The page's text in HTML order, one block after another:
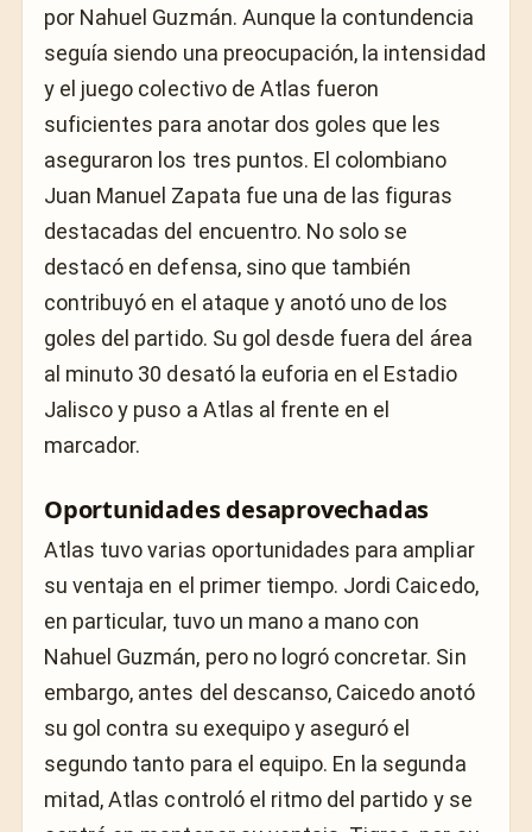
por Nahuel Guzmán. Aunque la contundencia
seguía siendo una preocupación, la intensidad
y el juego colectivo de Atlas fueron
suficientes para anotar dos goles que les
aseguraron los tres puntos. El colombiano
Juan Manuel Zapata fue una de las figuras
destacadas del encuentro. No solo se
destacó en defensa, sino que también
contribuyó en el ataque y anotó uno de los
goles del partido. Su gol desde fuera del área
al minuto 30 desató la euforia en el Estadio
Jalisco y puso a Atlas al frente en el
marcador.
Oportunidades desaprovechadas
Atlas tuvo varias oportunidades para ampliar
su ventaja en el primer tiempo. Jordi Caicedo,
en particular, tuvo un mano a mano con
Nahuel Guzmán, pero no logró concretar. Sin
embargo, antes del descanso, Caicedo anotó
su gol contra su exequipo y aseguró el
segundo tanto para el equipo. En la segunda
mitad, Atlas controló el ritmo del partido y se